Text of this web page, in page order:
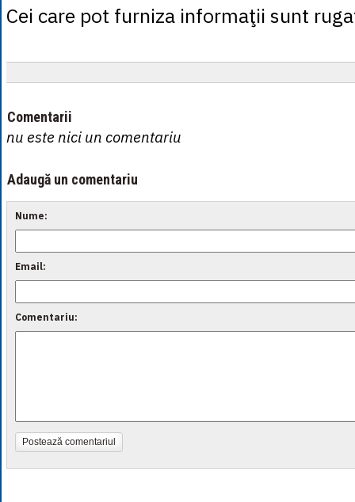
Cei care pot furniza informaţii sunt
Comentarii
nu este nici un comentariu
Adaugă un comentariu
Nume:
Email:
Comentariu:
Postează comentariul